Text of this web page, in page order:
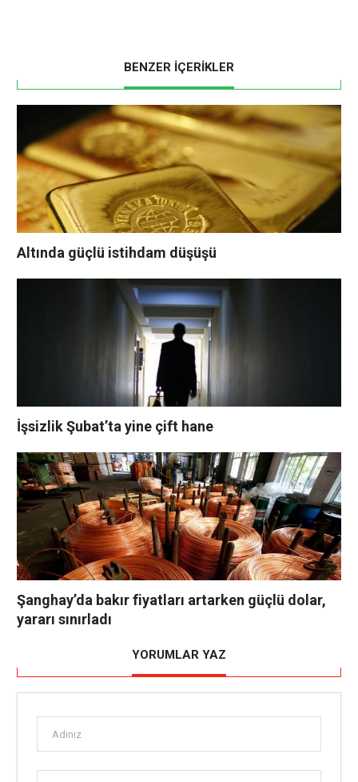
BENZER İÇERİKLER
Altında güçlü istihdam düşüşü
İşsizlik Şubat’ta yine çift hane
Şanghay’da bakır fiyatları artarken güçlü dolar,
yararı sınırladı
YORUMLAR YAZ